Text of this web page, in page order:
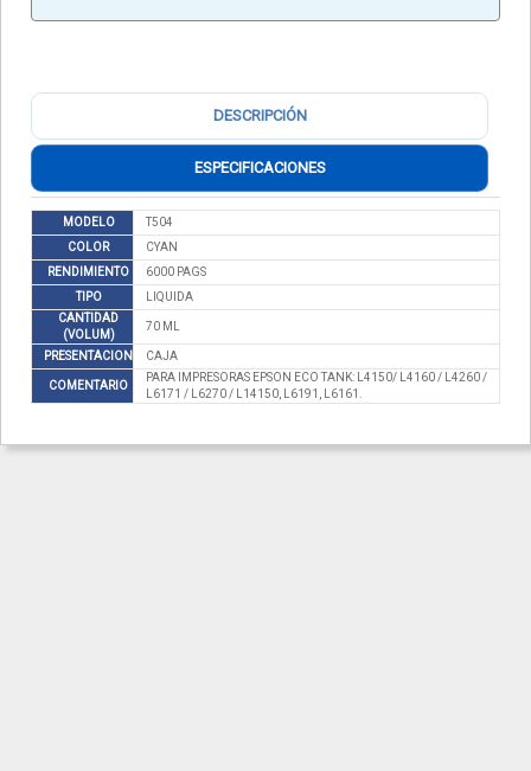
DESCRIPCIÓN
ESPECIFICACIONES
MODELO
T504
COLOR
CYAN
RENDIMIENTO
6000 PAGS
TIPO
LIQUIDA
CANTIDAD
(VOLUM)
70 ML
PRESENTACION CAJA
COMENTARIO
PARA IMPRESORAS EPSON ECO TANK: L4150/ L4160 / L4260 /
L6171 / L6270 / L14150, L6191, L6161.